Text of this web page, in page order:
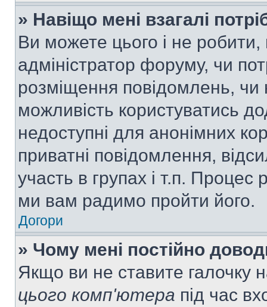
» Навіщо мені взагалі
Ви можете цього і не робити,
адміністратор форуму, чи
розміщення повідомлень, чи
можливість користуватись
недоступні для анонімних
приватні повідомлення,
участь в групах і т.п. Процес
ми вам радимо пройти його.
Догори
» Чому мені постійно
Якщо ви не ставите галочку
цього комп'ютера під час